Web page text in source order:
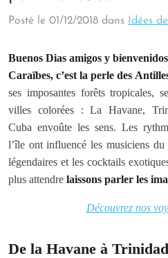
Posté le 01/12/2018 dans Idées
Buenos Dias amigos y
Caraïbes, c’est la perle des
ses imposantes forêts tropicales,
villes colorées : La Havane,
Cuba envoûte les sens. Les
l’île ont influencé les musiciens du
légendaires et les cocktails
plus attendre laissons parler les
Découvrez nos
De la Havane à